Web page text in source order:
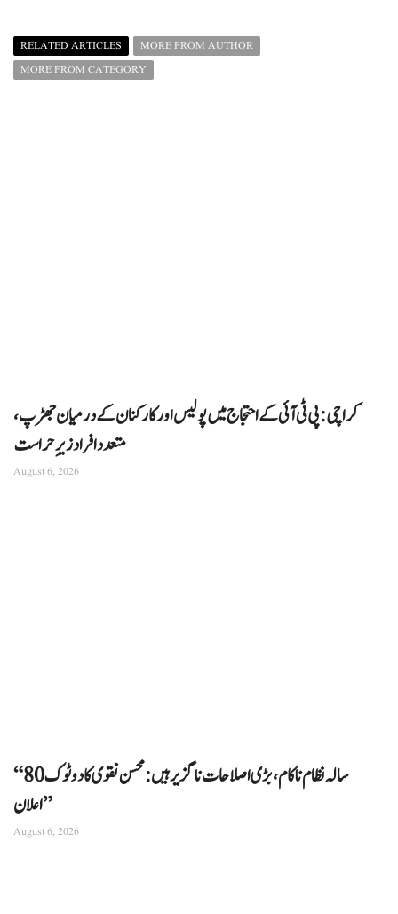
RELATED ARTICLES
MORE FROM AUTHOR
MORE FROM CATEGORY
کراچی: پی ٹی آئی کے احتجاج میں پولیس اور کارکنان کے درمیان جھڑپ،
متعدد افراد زیرِ حراست
August 6, 2026
“80 سالہ نظام ناکام، بڑی اصلاحات ناگزیر ہیں: محسن نقوی کا دوٹوک
اعلان”
August 6, 2026